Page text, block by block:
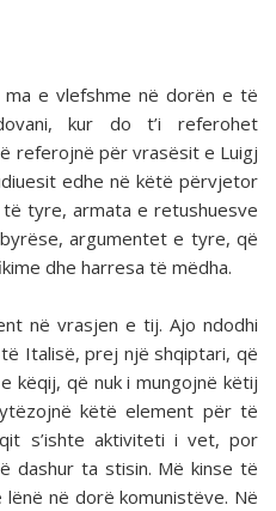
ma e vlefshme në dorën e të
kur do t’i referohet
referojnë për vrasësit e Luigj
edhe në këtë përvjetor
tyre, armata e retushuesve
argumentet e tyre, që
dhe harresa të mëdha.
në vrasjen e tij. Ajo ndodhi
Italisë, prej një shqiptari, që
këqij, që nuk i mungojnë këtij
këtë element për të
s’ishte aktiviteti i vet, por
dashur ta stisin. Më kinse të
në dorë komunistëve. Në